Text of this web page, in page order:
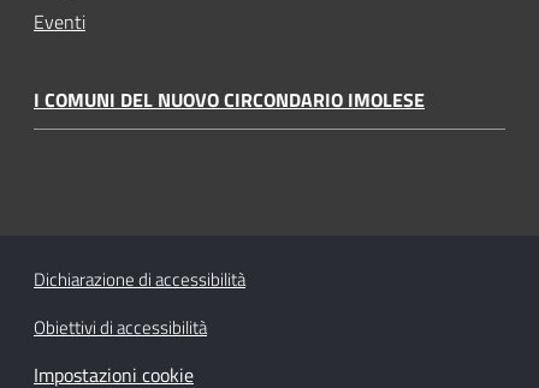
Eventi
I COMUNI DEL NUOVO CIRCONDARIO IMOLESE
Dichiarazione di accessibilità
Obiettivi di accessibilità
Impostazioni cookie